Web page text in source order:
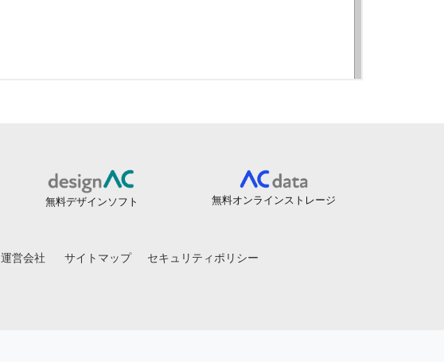
無料デザインソフト 無料オンラインストレージ
運営会社 サイトマップ セキュリティポリシー